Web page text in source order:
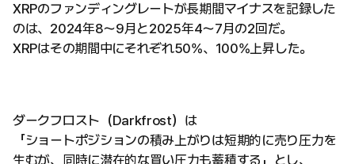
XRPのファンディングレートが長期間マイナスを記録した
のは、2024年8～9月と2025年4～7月の2回だ。
XRPはその期間中にそれぞれ50%、100%上昇した。
ダークフロスト（Darkfrost）は
「ショートポジションの積み上がりは短期的に売り圧力を
生むが、同時に潜在的な買い圧力も蓄積する」とし、